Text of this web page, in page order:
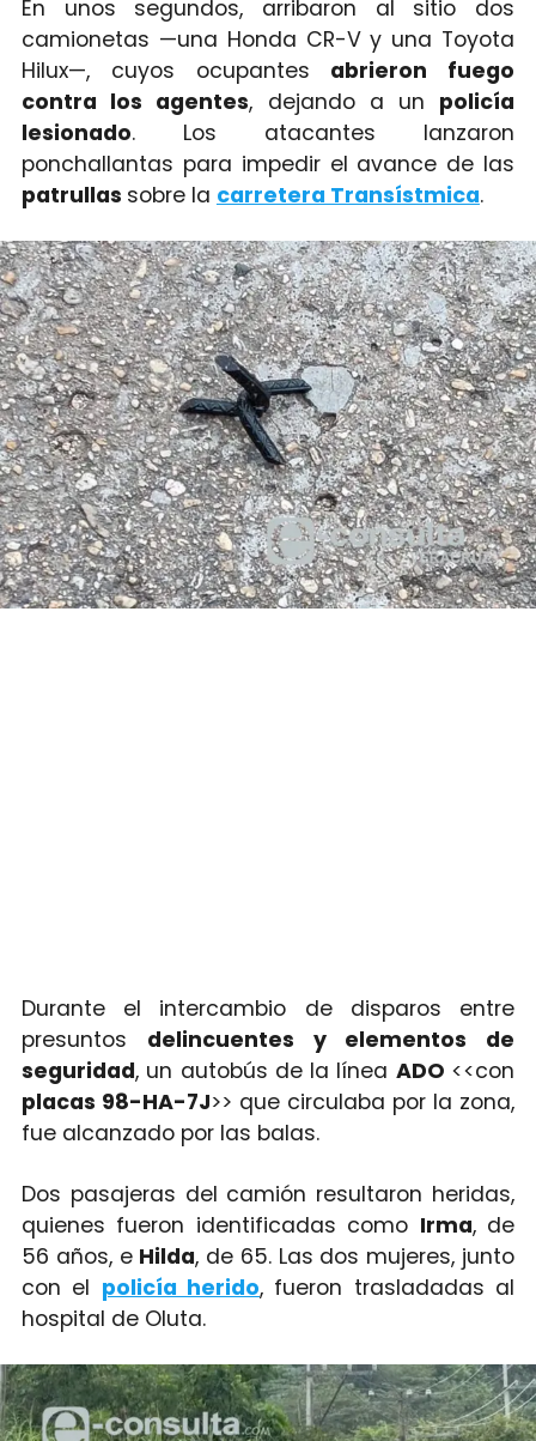
En unos segundos, arribaron al sitio dos
camionetas —una Honda CR-V y una Toyota
Hilux—, cuyos ocupantes abrieron fuego
contra los agentes, dejando a un policía
lesionado. Los atacantes lanzaron
ponchallantas para impedir el avance de las
patrullas sobre la carretera Transístmica.
Durante el intercambio de disparos entre
presuntos delincuentes y elementos de
seguridad, un autobús de la línea ADO <<con
placas 98-HA-7J>> que circulaba por la zona,
fue alcanzado por las balas.
Dos pasajeras del camión resultaron heridas,
quienes fueron identificadas como Irma, de
56 años, e Hilda, de 65. Las dos mujeres, junto
con el policía herido, fueron trasladadas al
hospital de Oluta.